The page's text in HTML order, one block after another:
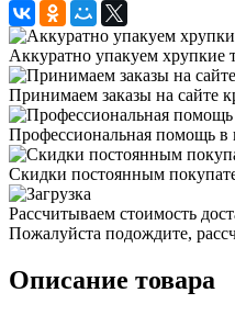
Аккуратно упакуем хрупкие
Принимаем заказы на сайте
Профессиональная помощь в
Скидки постоянным
Рассчитываем стоимость
Пожалуйста подождите,
Описание товара